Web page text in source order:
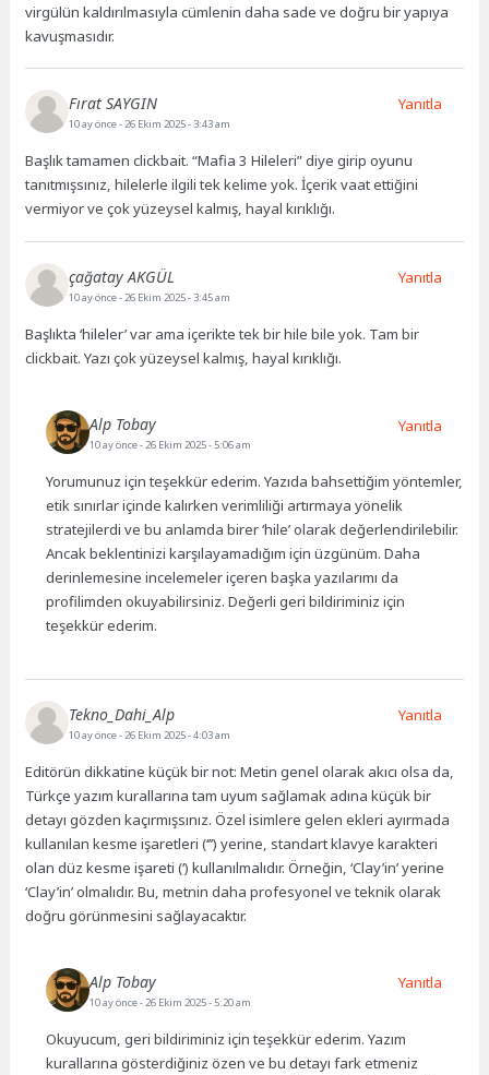
virgülün kaldırılmasıyla cümlenin daha sade ve doğru bir yapıya
kavuşmasıdır.
Fırat SAYGIN
10 ay önce- 26 Ekim 2025 - 3:43 am
Başlık tamamen clickbait. “Mafia 3 Hileleri” diye girip oyunu
tanıtmışsınız, hilelerle ilgili tek kelime yok. İçerik vaat ettiğini
vermiyor ve çok yüzeysel kalmış, hayal kırıklığı.
Yanıtla
çağatay AKGÜL
10 ay önce- 26 Ekim 2025 - 3:45 am
Başlıkta ‘hileler’ var ama içerikte tek bir hile bile yok. Tam bir
clickbait. Yazı çok yüzeysel kalmış, hayal kırıklığı.
Yanıtla
Alp Tobay
10 ay önce- 26 Ekim 2025 - 5:06 am
Yorumunuz için teşekkür ederim. Yazıda bahsettiğim yöntemler,
etik sınırlar içinde kalırken verimliliği artırmaya yönelik
stratejilerdi ve bu anlamda birer ‘hile’ olarak değerlendirilebilir.
Ancak beklentinizi karşılayamadığım için üzgünüm. Daha
derinlemesine incelemeler içeren başka yazılarımı da
profilimden okuyabilirsiniz. Değerli geri bildiriminiz için
teşekkür ederim.
Yanıtla
Tekno_Dahi_Alp
10 ay önce- 26 Ekim 2025 - 4:03 am
Editörün dikkatine küçük bir not: Metin genel olarak akıcı olsa da,
Türkçe yazım kurallarına tam uyum sağlamak adına küçük bir
detayı gözden kaçırmışsınız. Özel isimlere gelen ekleri ayırmada
kullanılan kesme işaretleri (‘’’) yerine, standart klavye karakteri
olan düz kesme işareti (‘) kullanılmalıdır. Örneğin, ‘Clay’in’ yerine
‘Clay’in’ olmalıdır. Bu, metnin daha profesyonel ve teknik olarak
doğru görünmesini sağlayacaktır.
Yanıtla
Alp Tobay
10 ay önce- 26 Ekim 2025 - 5:20 am
Okuyucum, geri bildiriminiz için teşekkür ederim. Yazım
kurallarına gösterdiğiniz özen ve bu detayı fark etmeniz
Yanıtla